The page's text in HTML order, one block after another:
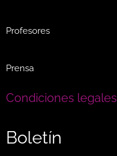
Profesores
Prensa
Condiciones legales
Boletín